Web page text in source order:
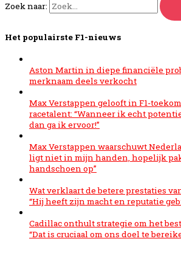
Zoek naar:
Het populairste F1-nieuws
Aston Martin in diepe financiële
merknaam deels verkocht
Max Verstappen gelooft in F1-
racetalent: “Wanneer ik echt
dan ga ik ervoor!”
Max Verstappen waarschuwt
ligt niet in mijn handen, hopelijk
handschoen op”
Wat verklaart de betere prestaties
“Hij heeft zijn macht en reputatie
Cadillac onthult strategie om het
“Dat is cruciaal om ons doel te